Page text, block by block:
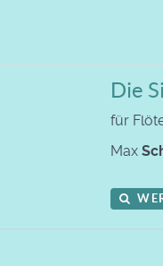
Die
für
Max